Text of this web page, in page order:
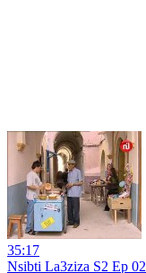
35:17
Nsibti La3ziza S2 Ep 02